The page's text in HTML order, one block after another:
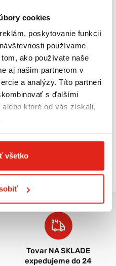
cookies
poskytovanie funkcií
používame
ako používate naše
aj našim partnerom v
a analýzy. Títo partneri
s ďalšími
ktoré od vás získali,
všetko
7,90 € s DPH
Eminent mlieko pre šteniatka
500g
Skladom
Rezervovať
z8produktov
Tovar NA SKLADE
expedujeme do 24